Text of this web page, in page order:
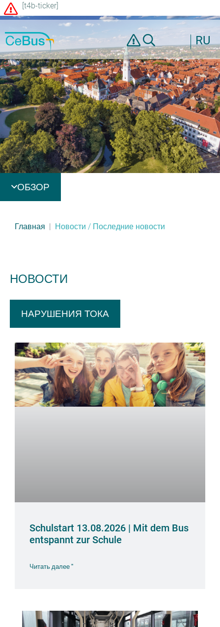
[t4b-ticker]
RU
ОБЗОР
Главная Новости / Последние новости
НОВОСТИ
НАРУШЕНИЯ ТОКА
Schulstart 13.08.2026 | Mit dem Bus
entspannt zur Schule
Читать далее "